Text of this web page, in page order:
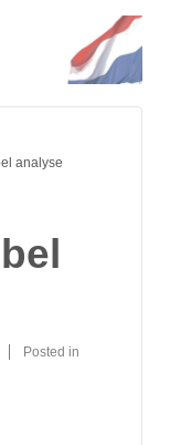
analyse
Posted in